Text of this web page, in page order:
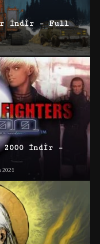
İndir – Full
2000 İndir –
2026